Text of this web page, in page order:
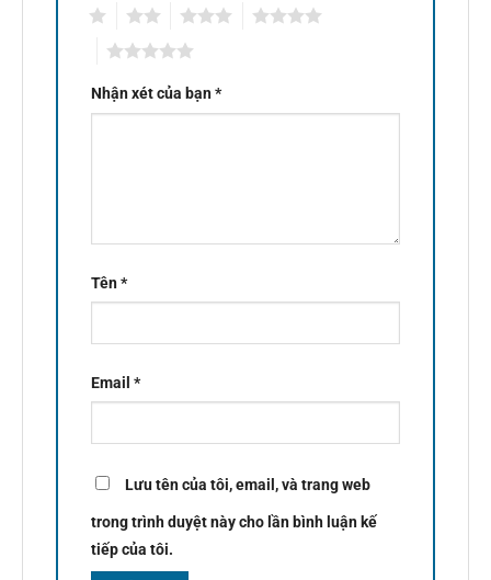
Nhận xét của bạn*
Tên*
Email *
Lưu tên của tôi, email, và trang web
trong trình duyệt này cho lần bình luận kế
tiếp của tôi.